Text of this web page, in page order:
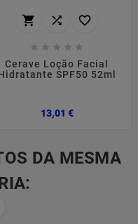
  
    
Cerave Loção Facial
SPF50 52ml
13,01 €Preço
DA MESMA